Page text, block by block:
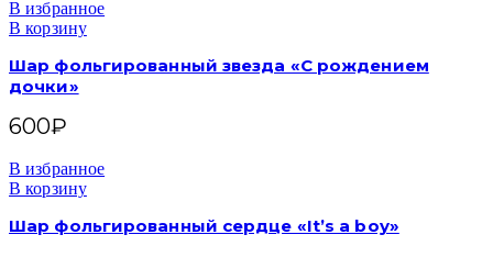
В избранное
В корзину
Шар фольгированный звезда «С рождением
дочки»
600₽
В избранное
В корзину
Шар фольгированный сердце «It’s a boy»